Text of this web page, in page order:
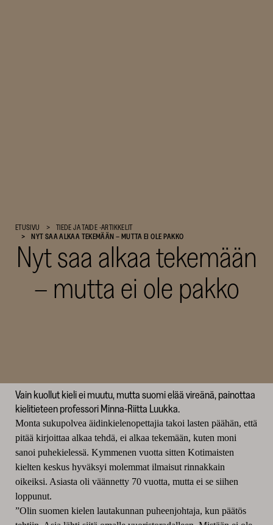
Kulttuurirahasto
SKR
ETUSIVU
TIEDE JA TAIDE -ARTIKKELIT
NYT SAA ALKAA TEKEMÄÄN – MUTTA EI OLE PAKKO
Nyt saa alkaa tekemään
– mutta ei ole pakko
JAA
FACEBOOKISSA
(AVAUTUU
UUTEEN
IKKUNAAN)
JAA
LINKEDINISSÄ
(AVAUTUU
UUTEEN
IKKUNAAN)
JAA
THREADSISSÄ
(AVAUTUU
UUTEEN
IKKUNAAN)
Vain kuollut kieli ei muutu, mutta suomi elää vireänä, painottaa
kielitieteen professori Minna-Riitta Luukka.
Monta sukupolvea äidinkielenopettajia takoi lasten päähän, että
pitää kirjoittaa alkaa tehdä, ei alkaa tekemään, kuten moni
sanoi puhekielessä. Kymmenen vuotta sitten Kotimaisten
kielten keskus hyväksyi molemmat ilmaisut rinnakkain
oikeiksi. Asiasta oli väännetty 70 vuotta, mutta ei se siihen
loppunut.
”Olin suomen kielen lautakunnan puheenjohtaja, kun päätös